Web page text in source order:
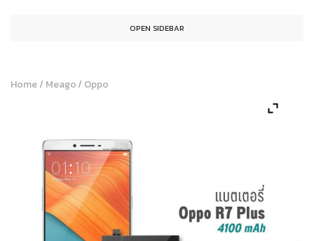
OPEN SIDEBAR
Home/ Meago/ Oppo